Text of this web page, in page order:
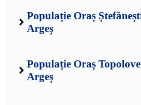
Populație Oraș
Argeș
Populație Oraș
Argeș